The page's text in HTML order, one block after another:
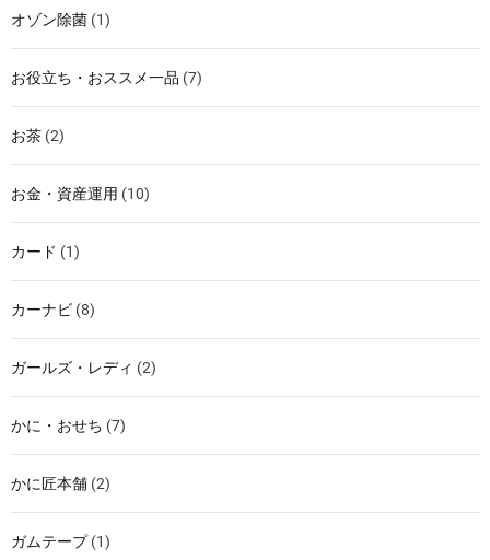
オゾン除菌 (1)
お役立ち・おススメ一品 (7)
お茶 (2)
お金・資産運用 (10)
カード (1)
カーナビ (8)
ガールズ・レディ (2)
かに・おせち (7)
かに匠本舗 (2)
ガムテープ(1)